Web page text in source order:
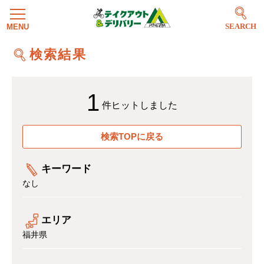
SEARCH
検索結果
1 件ヒットしました
検索TOPに戻る
キーワード
なし
エリア
福井県